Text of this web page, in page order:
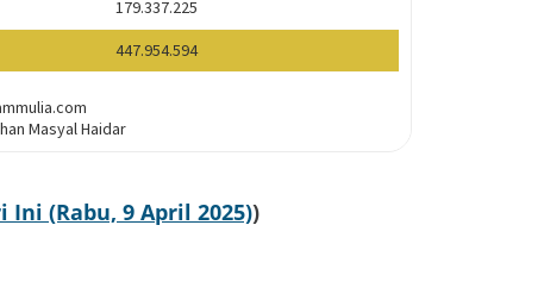
(Rabu, 9 April 2025))